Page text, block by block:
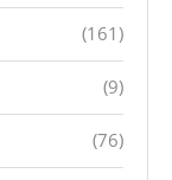
(161)
(9)
(76)